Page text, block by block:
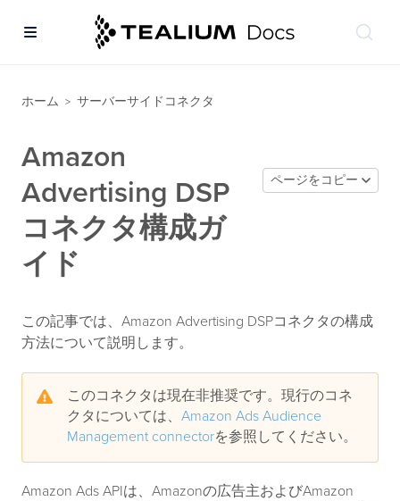
ホーム > サーバーサイドコネクタ
Amazon
Advertising DSP
コネクタ構成ガ
イド
ページをコピー
この記事では、Amazon Advertising DSPコネクタの構成
方法について説明します。
このコネクタは現在非推奨です。現行のコネ
クタについては、 Amazon Ads Audience
Management connectorを参照してください。
Amazon Ads APIは、Amazonの広告主およびAmazon